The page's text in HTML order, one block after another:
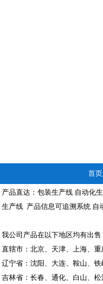
首页
产品直达： 包装生产线 自动化
生产线 产品信息可追溯系统 自
我公司产品在以下地区均有出售
直辖市：北京、天津、上海、重
辽宁省：沈阳、大连、鞍山、
吉林省：长春、通化、白山、